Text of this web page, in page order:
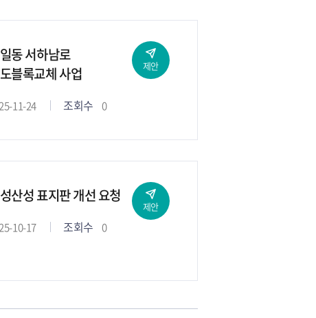
제안
동 서하남로
블록교체 사업
11-24 조회수 0
제안
산성 표지판 개선 요청
10-17 조회수 0